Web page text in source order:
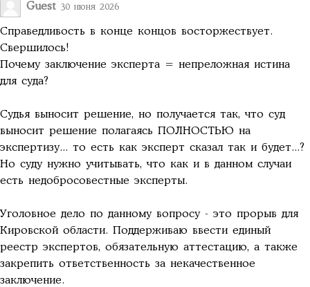
Guest 30 июня 2026
Справедливость в конце концов восторжествует.
Свершилось!
Почему заключение эксперта = непреложная истина
для суда?
Судья выносит решение, но получается так, что суд
выносит решение полагаясь ПОЛНОСТЬЮ на
экспертизу... то есть как эксперт сказал так и будет...?
Но суду нужно учитывать, что как и в данном случаи
есть недобросовестные эксперты.
Уголовное дело по данному вопросу - это прорыв для
Кировской области. Поддерживаю ввести единый
реестр экспертов, обязательную аттестацию, а также
закрепить ответственность за некачественное
заключение.